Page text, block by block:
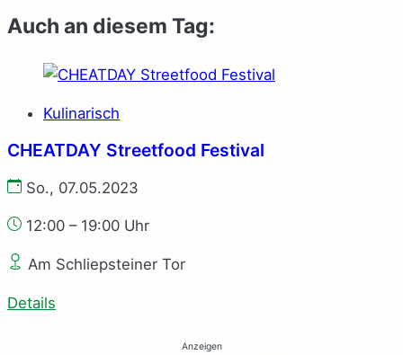
Auch an diesem Tag:
Kulinarisch
CHEATDAY Streetfood Festival
So., 07.05.2023
12:00 – 19:00 Uhr
Am Schliepsteiner Tor
Details
Anzeigen